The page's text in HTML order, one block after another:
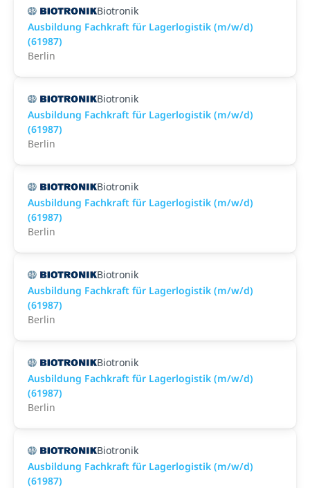
Biotronik
Ausbildung Fachkraft für Lagerlogistik (m/w/d)
(61987)
Berlin
Biotronik
Ausbildung Fachkraft für Lagerlogistik (m/w/d)
(61987)
Berlin
Biotronik
Ausbildung Fachkraft für Lagerlogistik (m/w/d)
(61987)
Berlin
Biotronik
Ausbildung Fachkraft für Lagerlogistik (m/w/d)
(61987)
Berlin
Biotronik
Ausbildung Fachkraft für Lagerlogistik (m/w/d)
(61987)
Berlin
Biotronik
Ausbildung Fachkraft für Lagerlogistik (m/w/d)
(61987)